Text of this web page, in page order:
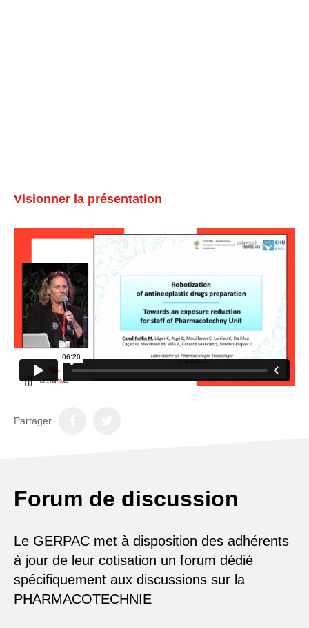
Visionner la présentation
Partager
Forum de discussion
Le GERPAC met à disposition des adhérents
à jour de leur cotisation un forum dédié
spécifiquement aux discussions sur la
PHARMACOTECHNIE